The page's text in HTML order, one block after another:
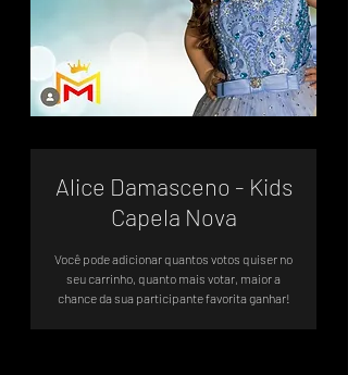
Alice Damasceno - Kids
Capela Nova
Você pode adicionar quantos votos quiser no
seu carrinho, quanto mais votar, maior a
chance da sua participante favorita ganhar!